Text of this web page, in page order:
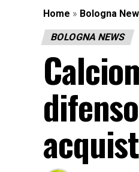
Home » Bologna
BOLOGNA NEWS